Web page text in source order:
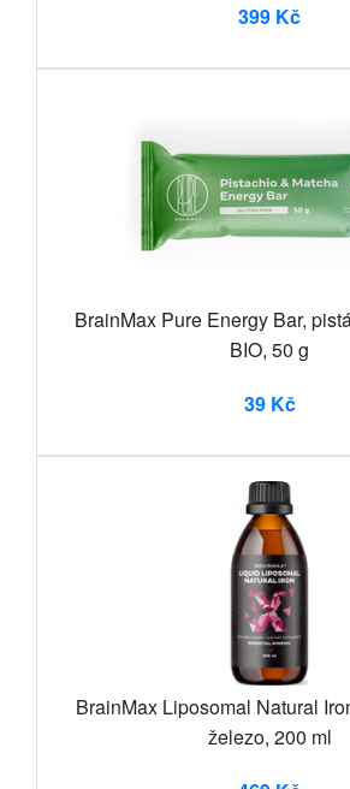
399 Kč
BrainMax Pure Energy Bar,
BIO, 50 g
39 Kč
BrainMax Liposomal Natural
železo, 200 ml